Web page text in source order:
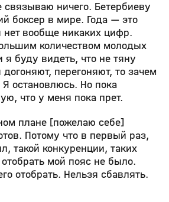
ничего. Бетербиеву
боксер в мире. Года — это
нет вообще никаких цифр.
количеством молодых
я буду видеть, что не тяну
перегоняют, то зачем
остановлюсь. Но пока
что у меня пока прет.
плане [пожелаю себе]
Потому что в первый раз,
такой конкуренции, таких
мой пояс не было.
отобрать. Нельзя сбавлять.